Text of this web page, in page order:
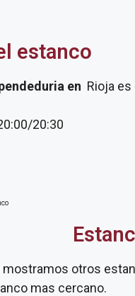
estanco
en Rioja es
20:30
otros
mas cercano.